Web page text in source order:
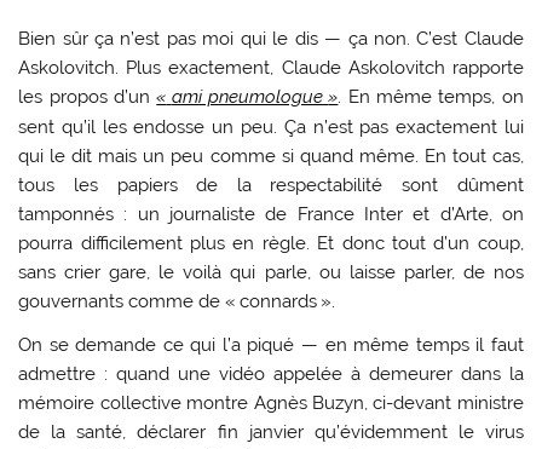
Bien sûr ça n’est pas moi qui le dis — ça non. C’est Claude
Askolovitch. Plus exactement, Claude Askolovitch rapporte
les propos d’un« ami pneumologue ». En même temps, on
sent qu’il les endosse un peu. Ça n’est pas exactement lui
qui le dit mais un peu comme si quand même. En tout cas,
tous les papiers de la respectabilité sont dûment
tamponnés : un journaliste de France Inter et d’Arte, on
pourra difficilement plus en règle. Et donc tout d’un coup,
sans crier gare, le voilà qui parle, ou laisse parler, de nos
gouvernants comme de « connards ».
On se demande ce qui l’a piqué — en même temps il faut
admettre : quand une vidéo appelée à demeurer dans la
mémoire collective montre Agnès Buzyn, ci-devant ministre
de la santé, déclarer fin janvier qu’évidemment le virus